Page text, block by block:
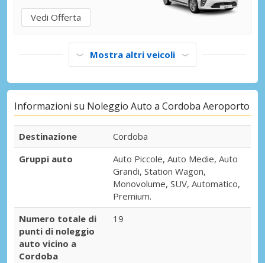
Vedi Offerta
Mostra altri veicoli
Informazioni su Noleggio Auto a Cordoba Aeroporto
Destinazione
Cordoba
Gruppi auto
Auto Piccole, Auto Medie, Auto
Grandi, Station Wagon,
Monovolume, SUV, Automatico,
Premium.
Numero totale di
punti di noleggio
auto vicino a
Cordoba
19